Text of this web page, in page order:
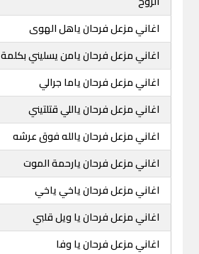
اغاني مزعل فرحان ياهل الهوى
اغاني مزعل فرحان يامن يسليني بكلمة
اغاني مزعل فرحان ياما جرالي
اغاني مزعل فرحان ياللي قتلتيني
اغاني مزعل فرحان يالله فوق عرشه
اغاني مزعل فرحان يارحمة الموت
اغاني مزعل فرحان ياخي ياخي
اغاني مزعل فرحان يا ويل قلبي
اغاني مزعل فرحان يا وفا